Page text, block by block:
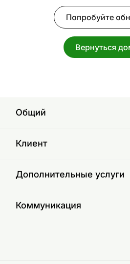
Попробуйте
Вернуться
Общий
Клиент
Дополнительные услуги
Коммуникация